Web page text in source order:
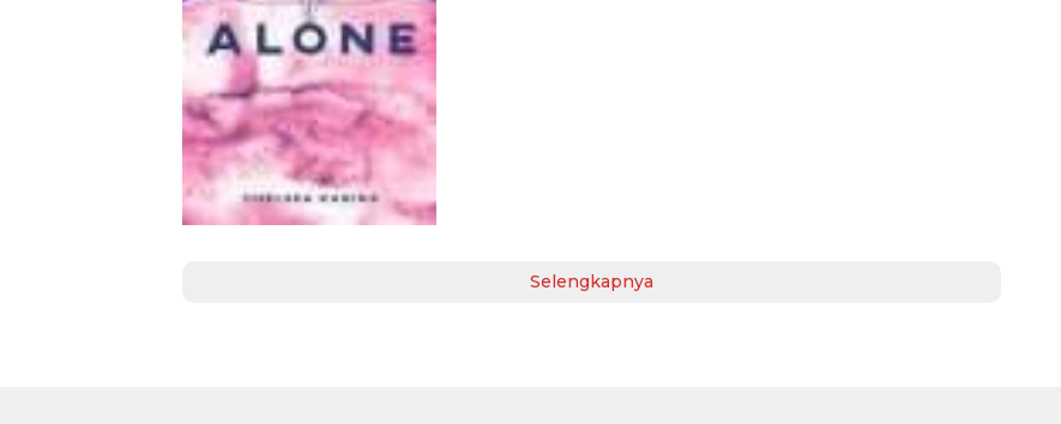
Selengkapnya